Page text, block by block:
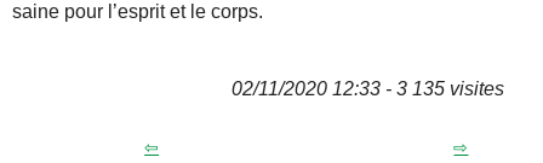
saine pour l’esprit et le corps.
02/11/2020 12:33 - 3 135 visites